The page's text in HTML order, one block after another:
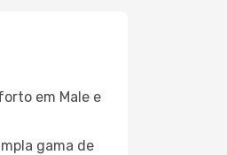
em Male e
gama de